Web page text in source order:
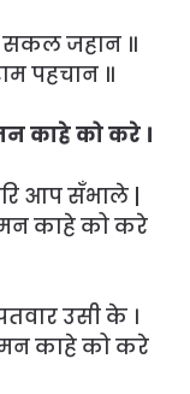
सकल जहान ॥
पहचान ॥
काहे को करे ।
आप सँभाले |
मन काहे को करे
उसी के ।
मन काहे को करे